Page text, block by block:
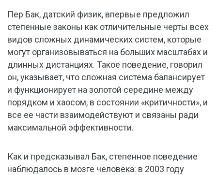
Пер Бак, датский физик, впервые предложил
степенные законы как отличительные черты всех
видов сложных динамических систем, которые
могут организовываться на больших масштабах и
длинных дистанциях. Такое поведение, говорил
он, указывает, что сложная система балансирует
и функционирует на золотой середине между
порядком и хаосом, в состоянии «критичности», и
все ее части взаимодействуют и связаны ради
максимальной эффективности.
Как и предсказывал Бак, степенное поведение
наблюдалось в мозге человека: в 2003 году